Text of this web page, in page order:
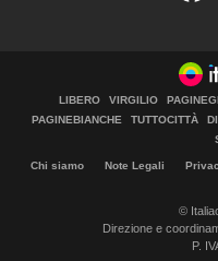
LIBERO VIRGILIO
PAGINEBIANCHE
TUTTOCITTÀ
Chi siamo Note Legali
©
Direzione e
P.